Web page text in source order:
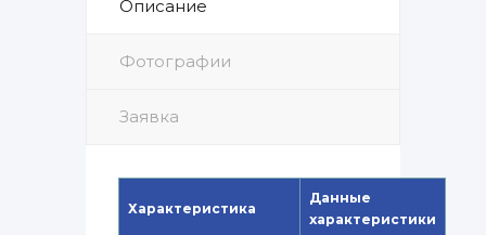
Описание
Фотографии
Заявка
Характеристика
Данные
характеристики